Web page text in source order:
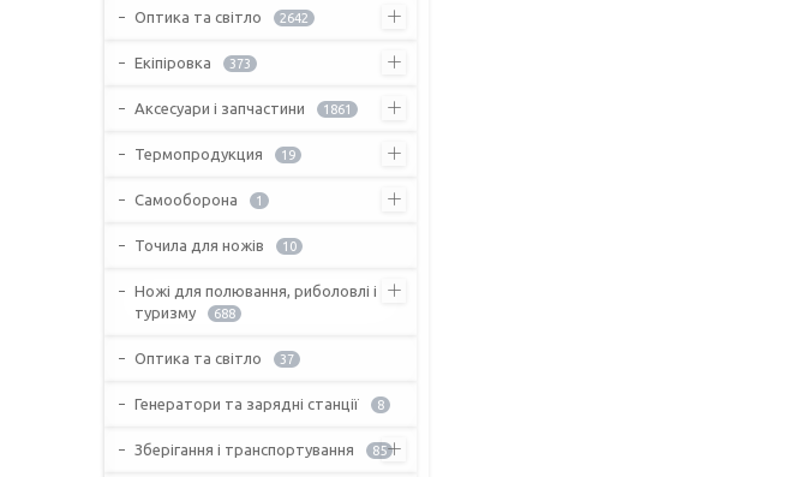
Оптика та світло 2642
Екіпіровка 373
Аксесуари і запчастини 1861
Термопродукция 19
Самооборона 1
Точила для ножів 10
Ножі для полювання, риболовлі і
туризму
688
Оптика та світло 37
Генератори та зарядні станції 8
Зберігання і транспортування 85